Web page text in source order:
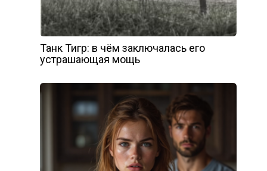
Танк Тигр: в чём заключалась его
устрашающая мощь